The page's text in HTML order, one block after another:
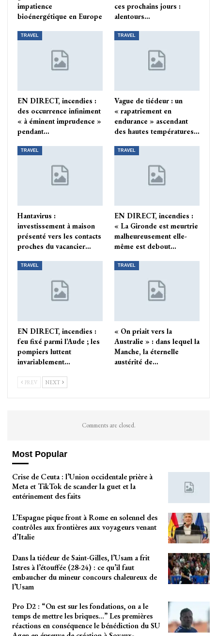
impatience
bioénergétique en Europe
ces prochains jours :
alentours…
TRAVEL
EN DIRECT, incendies :
des occurrence infiniment
« à éminent imprudence »
pendant…
TRAVEL
Vague de tiédeur : un
« rapatriement en
endurance » ascendant
des hautes températures…
TRAVEL
Hantavirus :
investissement à maison
présenté vers les contacts
proches du vacancier…
TRAVEL
EN DIRECT, incendies :
« La Gironde est meurtrie
malheureusement elle-
même est debout…
TRAVEL
EN DIRECT, incendies :
feu fixé parmi l’Aude ; les
pompiers luttent
invariablement…
TRAVEL
« On priait vers la
Australie » : dans lequel la
Manche, la éternelle
austérité de…
PREV NEXT
Comments are closed.
Most Popular
Crise de Ceuta : l’Union occidentale prière à
Meta et TikTok de scander la guet et la
entérinement des faits
L’Espagne pique front à Rome en solennel des
contrôles aux frontières aux voyageurs venant
d’Italie
Dans la tiédeur de Saint-Gilles, l’Usam a frit
Istres à l’étouffée (28-24) : ce qu’il faut
embaucher du mineur concours chaleureux de
l’Usam
Pro D2 : “On est sur les fondations, on a le
temps de mettre les briques…” Les premières
réactions en conséquence le bénédiction du SU